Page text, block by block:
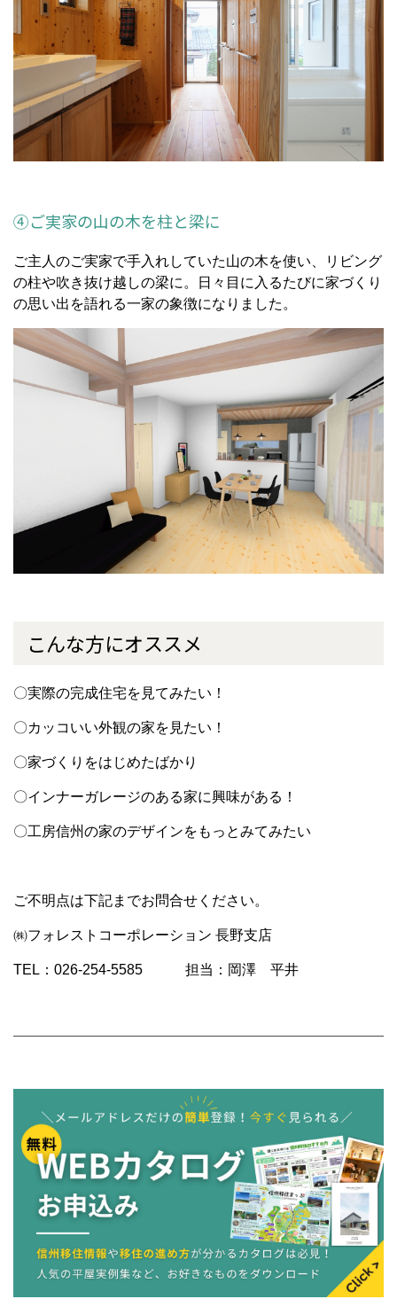
④ご実家の山の木を柱と梁に
ご主人のご実家で手入れしていた山の木を使い、リビング
の柱や吹き抜け越しの梁に。日々目に入るたびに家づくり
の思い出を語れる一家の象徴になりました。
こんな方にオススメ
〇実際の完成住宅を見てみたい！
〇カッコいい外観の家を見たい！
〇家づくりをはじめたばかり
〇インナーガレージのある家に興味がある！
〇工房信州の家のデザインをもっとみてみたい
ご不明点は下記までお問合せください。
㈱フォレストコーポレーション 長野支店
TEL：026-254-5585 担当：岡澤 平井